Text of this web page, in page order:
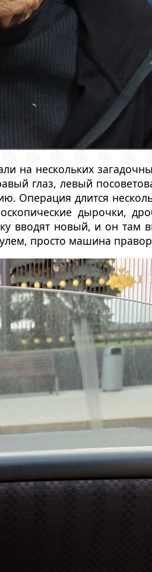
на нескольких
глаз, левый
Операция длится
дырочки,
вводят новый, и он там
просто машина